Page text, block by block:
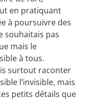
en pratiquant
à poursuivre des
souhaitais pas
mais le
à tous.
surtout raconter
l’invisible, mais
petits détails que